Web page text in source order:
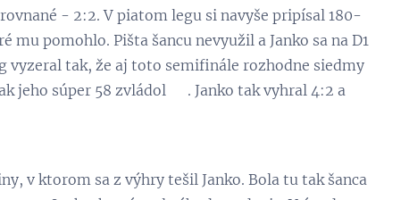
- 2:2. V piatom legu si navyše pripísal 180-
pomohlo. Pišta šancu nevyužil a Janko sa na D1
vyzeral tak, že aj toto semifinále rozhodne siedmy
jeho súper 58 zvládol 😃. Janko tak vyhral 4:2 a
v ktorom sa z výhry tešil Janko. Bola tu tak šanca